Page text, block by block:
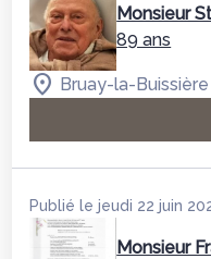
Monsieur
89 ans
Bruay-la-Buissière
Publié le jeudi 22 juin
Monsieur